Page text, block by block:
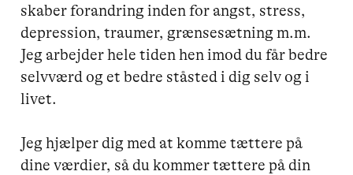
skaber forandring inden for angst, stress,
depression, traumer, grænsesætning m.m.
Jeg arbejder hele tiden hen imod du får bedre
selvværd og et bedre ståsted i dig selv og i
livet.
Jeg hjælper dig med at komme tættere på
dine værdier, så du kommer tættere på din